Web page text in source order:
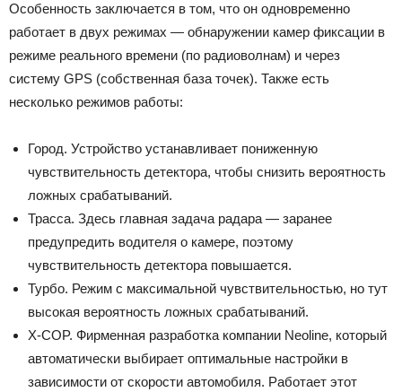
Особенность заключается в том, что он одновременно
работает в двух режимах — обнаружении камер фиксации в
режиме реального времени (по радиоволнам) и через
систему GPS (собственная база точек). Также есть
несколько режимов работы:
Город. Устройство устанавливает пониженную
чувствительность детектора, чтобы снизить вероятность
ложных срабатываний.
Трасса. Здесь главная задача радара — заранее
предупредить водителя о камере, поэтому
чувствительность детектора повышается.
Турбо. Режим с максимальной чувствительностью, но тут
высокая вероятность ложных срабатываний.
X-COP. Фирменная разработка компании Neoline, который
автоматически выбирает оптимальные настройки в
зависимости от скорости автомобиля. Работает этот